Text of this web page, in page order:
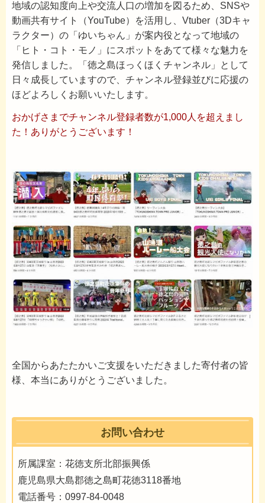
地域の認知度向上や交流人口の増加を図るため、SNSや
動画共有サイト（YouTube）を活用し、Vtuber（3Dキャ
ラクター）の「ゆいちゃん」が案内役となって地域の
「ヒト・コト・モノ」にスポットをあてて様々な魅力を
発信しました。「徳之島ほっくほくチャンネル」として
日々成長していますので、チャンネル登録並びに応援の
ほどよろしくお願いいたします。
おかげさまでチャンネル登録者数が1,000人を超えまし
た！ありがとうございます！
全国からあたたかいご支援をいただきました寄付者の皆
様、本当にありがとうございました。
お問い合わせ
所属課室：花徳支所北部振興係
鹿児島県大島郡徳之島町花徳3118番地
電話番号：0997-84-0048